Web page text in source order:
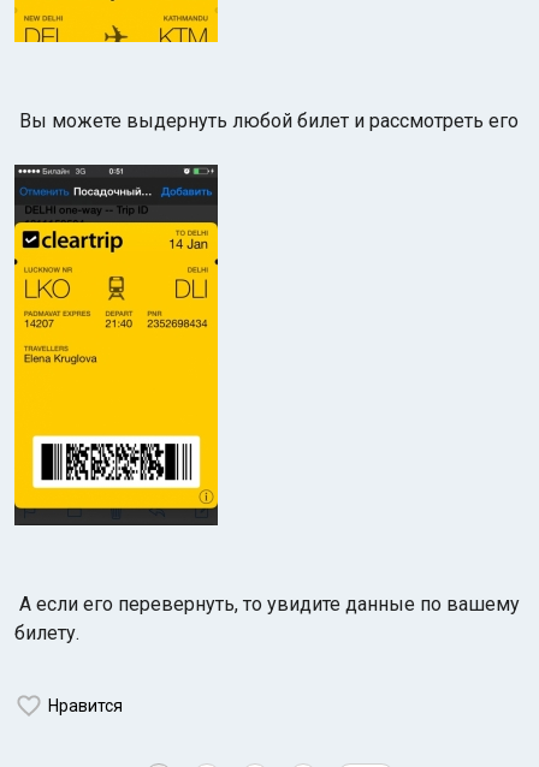
Вы можете выдернуть любой билет и рассмотреть его
А если его перевернуть, то увидите данные по вашему
билету.
Нравится